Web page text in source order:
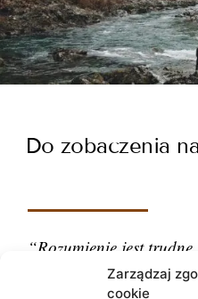
Zarządzaj
cookie
Do zobaczenia
“Rozumienie jest